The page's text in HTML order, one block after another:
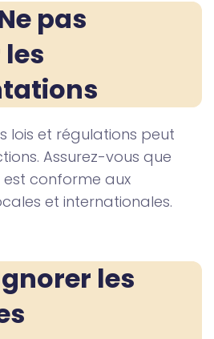
pas
lois et régulations peut
Assurez-vous que
conforme aux
et internationales.
les